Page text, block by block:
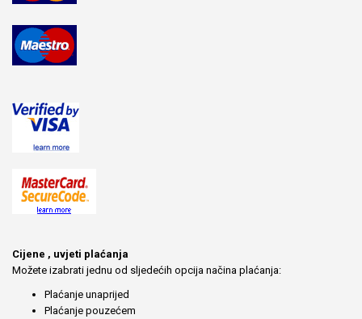
Cijene , uvjeti plaćanja
Možete izabrati jednu od sljedećih opcija načina plaćanja:
Plaćanje unaprijed
Plaćanje pouzećem